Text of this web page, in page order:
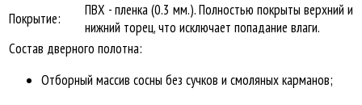
Покрытие:
ПВХ - пленка (0.3 мм.). Полностью покрыты верхний и
нижний торец, что исключает попадание влаги.
Состав дверного полотна:
Отборный массив сосны без сучков и смоляных карманов;